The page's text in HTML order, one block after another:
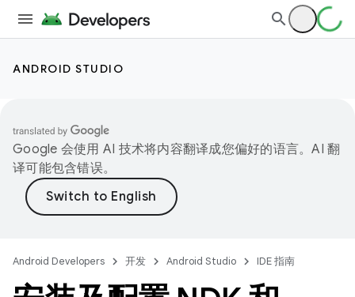
ANDROID STUDIO
Google 会使用 AI 技术将内容翻译成您偏好的语言。AI 翻
译可能包含错误。
Android Developers 开发 Android Studio IDE 指南